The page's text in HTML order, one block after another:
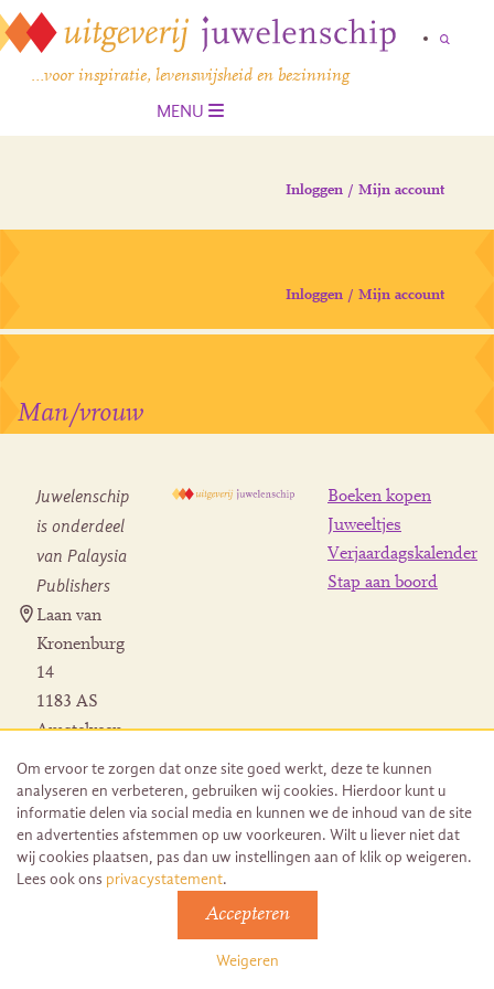
…voor inspiratie, levenswijsheid en bezinning
MENU
Inloggen / Mijn account
Inloggen / Mijn account
Man/vrouw
Juwelenschip
is onderdeel
van Palaysia
Publishers
Laan van
Kronenburg
14
1183 AS
Amstelveen
Herroeping
bestelling
Boeken kopen
Juweeltjes
Verjaardagskalender
Stap aan boord
© 2026 Uitgeverij Juwelenschip. Duurzaam ontwikkeld door
Go2People
Algemene voorwaarden | Sitemap
Om ervoor te zorgen dat onze site goed werkt, deze te kunnen
analyseren en verbeteren, gebruiken wij cookies. Hierdoor kunt u
informatie delen via social media en kunnen we de inhoud van de site
en advertenties afstemmen op uw voorkeuren. Wilt u liever niet dat
wij cookies plaatsen, pas dan uw instellingen aan of klik op weigeren.
Lees ook ons privacystatement.
Accepteren
Weigeren